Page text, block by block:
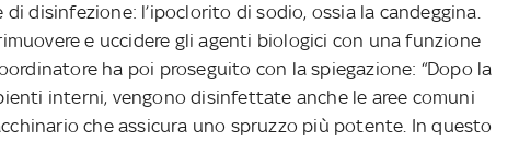
disinfezione: l’ipoclorito di sodio, ossia la candeggina.
e uccidere gli agenti biologici con una funzione
ha poi proseguito con la spiegazione: “Dopo la
interni, vengono disinfettate anche le aree comuni
che assicura uno spruzzo più potente. In questo